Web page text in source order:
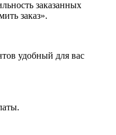
заказанных
заказ».
удобный для вас